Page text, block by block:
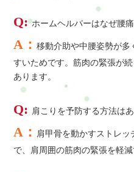
Q:ホームヘルパーはなぜ腰
A：移動介助や中腰姿勢が
すいためです。筋肉の緊張が
あります。
Q: 肩こりを予防する方法は
A： 肩甲骨を動かすストレッ
で、肩周囲の筋肉の緊張を軽減